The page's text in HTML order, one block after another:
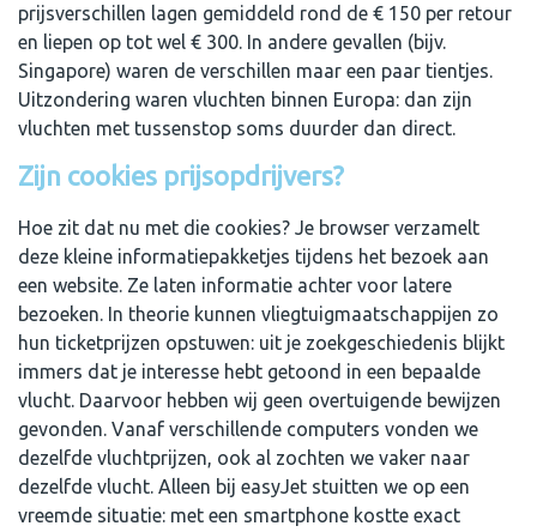
prijsverschillen lagen gemiddeld rond de € 150 per retour
en liepen op tot wel € 300. In andere gevallen (bijv.
Singapore) waren de verschillen maar een paar tientjes.
Uitzondering waren vluchten binnen Europa: dan zijn
vluchten met tussenstop soms duurder dan direct.
Zijn cookies prijsopdrijvers?
Hoe zit dat nu met die cookies? Je browser verzamelt
deze kleine informatiepakketjes tijdens het bezoek aan
een website. Ze laten informatie achter voor latere
bezoeken. In theorie kunnen vliegtuigmaatschappijen zo
hun ticketprijzen opstuwen: uit je zoekgeschiedenis blijkt
immers dat je interesse hebt getoond in een bepaalde
vlucht. Daarvoor hebben wij geen overtuigende bewijzen
gevonden. Vanaf verschillende computers vonden we
dezelfde vluchtprijzen, ook al zochten we vaker naar
dezelfde vlucht. Alleen bij easyJet stuitten we op een
vreemde situatie: met een smartphone kostte exact